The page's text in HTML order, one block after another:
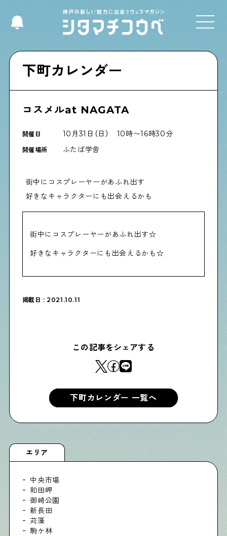
Select Language ▼
Shitamachi NUDIE
下町の飲み歩き日記です
物件情報やリノベーション事例を紹介します
下町ならではの家みたいな店を紹介する記事です
下町の特集記事です
下町コラム
下町の「あの人」が書く連載記事です
下町カレンダー
コスメルat NAGATA
開催日 10月31日（日） 10時〜16時30分
開催場所 ふたば学舎
街中にコスプレーヤーがあふれ出す
好きなキャラクターにも出会えるかも
街中にコスプレーヤーがあふれ出す☆
好きなキャラクターにも出会えるかも☆
掲載日 : 2021.10.11
この記事をシェアする
下町カレンダー 一覧へ
エリア
中央市場
和田岬
御崎公園
新長田
苅藻
駒ケ林